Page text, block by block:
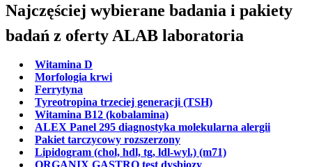
Najczęściej wybierane badania i pakiety
badań z oferty ALAB laboratoria
Witamina D
Morfologia krwi
Ferrytyna
Tyreotropina trzeciej generacji (TSH)
Witamina B12 (kobalamina)
ALEX Panel 295 diagnostyka molekularna alergii
Pakiet tarczycowy rozszerzony
Lipidogram (chol, hdl, tg, ldl-wyl.) (m71)
ORGANIX GASTRO test dysbiozy